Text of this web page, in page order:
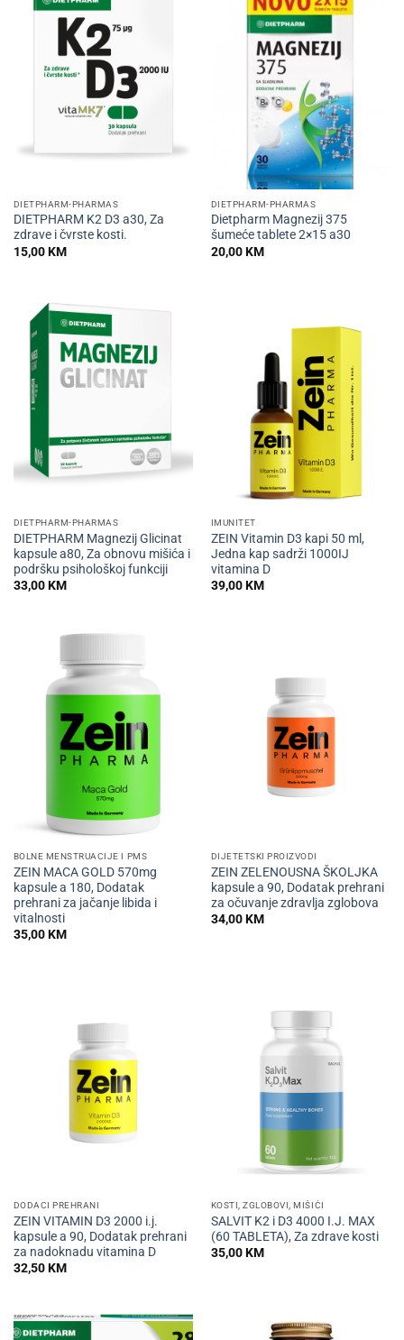
DIETPHARM-PHARMAS
DIETPHARM K2 D3 a30, Za
zdrave i čvrste kosti.
15,00KM
DIETPHARM-PHARMAS
Dietpharm Magnezij 375
šumeće tablete 2×15 a30
20,00KM
DIETPHARM-PHARMAS
DIETPHARM Magnezij Glicinat
kapsule a80, Za obnovu mišića i
podršku psihološkoj funkciji
33,00KM
IMUNITET
ZEIN Vitamin D3 kapi 50 ml,
Jedna kap sadrži 1000IJ
vitamina D
39,00KM
BOLNE MENSTRUACIJE I PMS
ZEIN MACA GOLD 570mg
kapsule a 180, Dodatak
prehrani za jačanje libida i
vitalnosti
35,00KM
DIJETETSKI PROIZVODI
ZEIN ZELENOUSNA ŠKOLJKA
kapsule a 90, Dodatak prehrani
za očuvanje zdravlja zglobova
34,00KM
DODACI PREHRANI
ZEIN VITAMIN D3 2000 i.j.
kapsule a 90, Dodatak prehrani
za nadoknadu vitamina D
32,50KM
KOSTI, ZGLOBOVI, MIŠIĆI
SALVIT K2 i D3 4000 I.J. MAX
(60 TABLETA), Za zdrave kosti
35,00KM